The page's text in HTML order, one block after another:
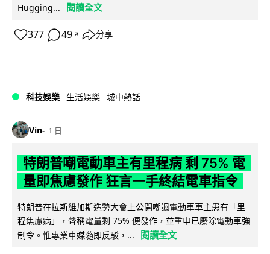
Hugging...
閱讀全文
377 49 ↗ 分享
科技娛樂 生活娛樂 城中熱話
Vin 1 日
特朗普嘲電動車主有里程病 剩 75% 電
量即焦慮發作 狂言一手終結電車指令
特朗普在拉斯維加斯造勢大會上公開嘲諷電動車車主患有「里
程焦慮病」，聲稱電量剩 75% 便發作，並重申已廢除電動車強
制令。惟專業車媒隨即反駁，...
閱讀全文